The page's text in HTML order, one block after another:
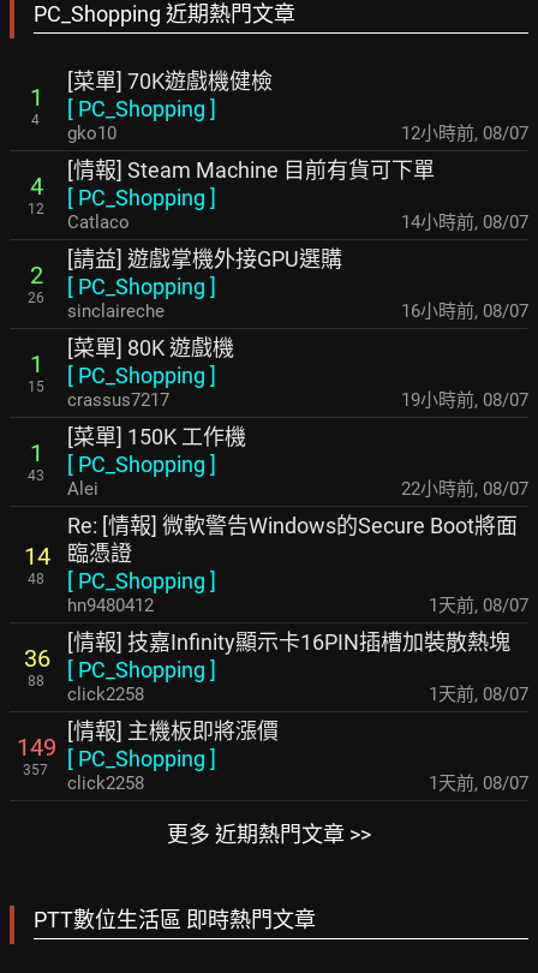
PC_Shopping 近期熱門文章
1
4
[菜單] 70K遊戲機健檢
[ PC_Shopping ]
gko10 12小時前, 08/07
4
12
[情報] Steam Machine 目前有貨可下單
[ PC_Shopping ]
Catlaco 14小時前, 08/07
2
26
[請益] 遊戲掌機外接GPU選購
[ PC_Shopping ]
sinclaireche 16小時前, 08/07
1
15
[菜單] 80K 遊戲機
[ PC_Shopping ]
crassus7217 19小時前, 08/07
1
43
[菜單] 150K 工作機
[ PC_Shopping ]
Alei 22小時前, 08/07
14
48
Re: [情報] 微軟警告Windows的Secure Boot將面
臨憑證
[ PC_Shopping ]
hn9480412 1天前, 08/07
36
88
[情報] 技嘉Infinity顯示卡16PIN插槽加裝散熱塊
[ PC_Shopping ]
click2258 1天前, 08/07
149
357
[情報] 主機板即將漲價
[ PC_Shopping ]
click2258 1天前, 08/07
更多 近期熱門文章 >>
PTT數位生活區 即時熱門文章